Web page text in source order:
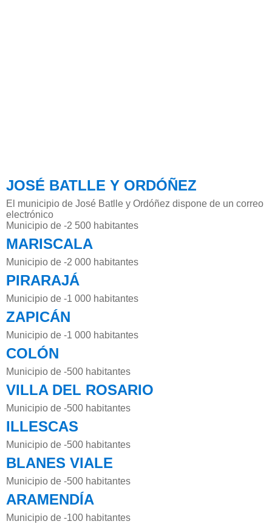
JOSÉ BATLLE Y ORDÓÑEZ
El municipio de José Batlle y Ordóñez dispone de un correo
electrónico
Municipio de -2 500 habitantes
MARISCALA
Municipio de -2 000 habitantes
PIRARAJÁ
Municipio de -1 000 habitantes
ZAPICÁN
Municipio de -1 000 habitantes
COLÓN
Municipio de -500 habitantes
VILLA DEL ROSARIO
Municipio de -500 habitantes
ILLESCAS
Municipio de -500 habitantes
BLANES VIALE
Municipio de -500 habitantes
ARAMENDÍA
Municipio de -100 habitantes